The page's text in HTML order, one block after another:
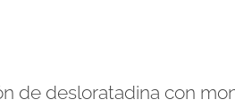
de desloratadina con